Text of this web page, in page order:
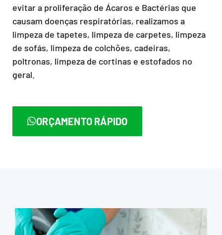
evitar a proliferação de Ácaros e Bactérias que
causam doenças respiratórias, realizamos a
limpeza de tapetes, limpeza de carpetes, limpeza
de sofás, limpeza de colchões, cadeiras,
poltronas, limpeza de cortinas e estofados no
geral.
ORÇAMENTO RÁPIDO